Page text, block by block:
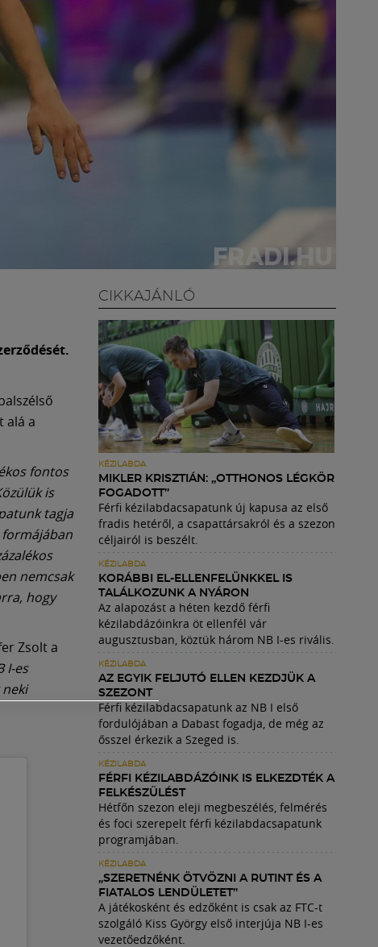
alá a
fontos
is
tagja
nemcsak
hogy
Zsolt a
I-es
CIKKAJÁNLÓ
KÉZILABDA
MIKLER KRISZTIÁN: „OTTHONOS LÉGKÖR
FOGADOTT”
Férfi kézilabdacsapatunk új kapusa az első
fradis hetéről, a csapattársakról és a szezon
céljairól is beszélt.
KÉZILABDA
KORÁBBI EL-ELLENFELÜNKKEL IS
TALÁLKOZUNK A NYÁRON
Az alapozást a héten kezdő férfi
kézilabdázóinkra öt ellenfél vár
augusztusban, köztük három NB I-es rivális.
KÉZILABDA
AZ EGYIK FELJUTÓ ELLEN KEZDJÜK A
SZEZONT
Férfi kézilabdacsapatunk az NB I első
fordulójában a Dabast fogadja, de még az
ősszel érkezik a Szeged is.
KÉZILABDA
FÉRFI KÉZILABDÁZÓINK IS ELKEZDTÉK A
FELKÉSZÜLÉST
Hétfőn szezon eleji megbeszélés, felmérés
és foci szerepelt férfi kézilabdacsapatunk
programjában.
KÉZILABDA
„SZERETNÉNK ÖTVÖZNI A RUTINT ÉS A
FIATALOS LENDÜLETET”
A játékosként és edzőként is csak az FTC-t
szolgáló Kiss György első interjúja NB I-es
vezetőedzőként.